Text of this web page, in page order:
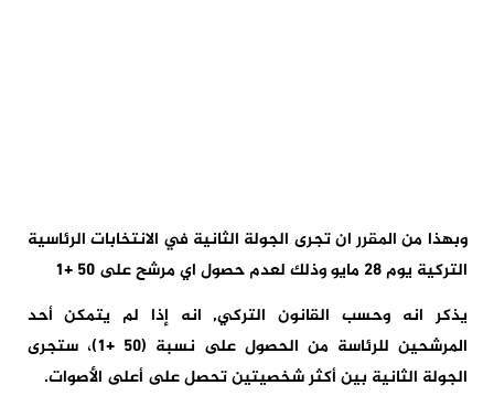
وبهذا من المقرر ان تجرى الجولة الثانية في الانتخابات الرئاسية
التركية يوم 28 مايو وذلك لعدم حصول اي مرشح على 50 +1
يذكر انه وحسب القانون التركي٫ انه إذا لم يتمكن أحد
المرشحين للرئاسة من الحصول على نسبة (50 +1)، ستجرى
الجولة الثانية بين أكثر شخصيتين تحصل على أعلى الأصوات.